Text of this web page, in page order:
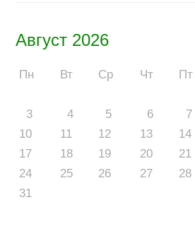
Август 2026
Пн Вт Ср Чт Пт
3
4 5 6 7
10
11 12 13 14
17
18 19 20 21
24
25 26 27 28
31